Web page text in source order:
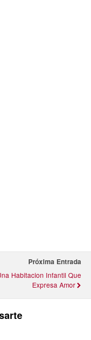
Próxima Entrada
Habitacion Infantil Que
Expresa Amor